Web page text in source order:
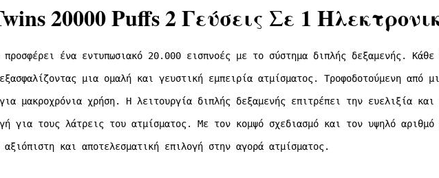
20000 Puffs 2 Γεύσεις Σε 1
ένα εντυπωσιακό 20.000 εισπνοές με το σύστημα διπλής δεξαμενής. Κάθε
μια ομαλή και γευστική εμπειρία ατμίσματος. Τροφοδοτούμενη από
μακροχρόνια χρήση. Η λειτουργία διπλής δεξαμενής επιτρέπει την ευελιξία
για τους λάτρεις του ατμίσματος. Με τον κομψό σχεδιασμό και τον υψηλό
και αποτελεσματική επιλογή στην αγορά ατμίσματος.